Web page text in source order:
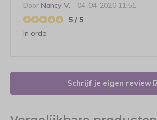
Door Nancy V. - 04-04-2020 11:51
5 / 5
In orde
Schrijf je eigen review